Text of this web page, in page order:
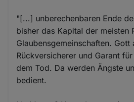
"[...] unberechenbaren Ende
bisher das Kapital der meisten
Glaubensgemeinschaften. Gott
Rückversicherer und Garant
dem Tod. Da werden Ängste
bedient.